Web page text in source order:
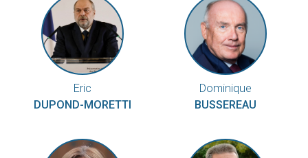
Eric
DUPOND-MORETTI
Dominique
BUSSEREAU